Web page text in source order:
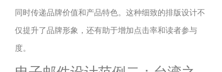
同时传递品牌价值和产品特色。这种细致的排版设计不
仅提升了品牌形象，还有助于增加点击率和读者参与
度。